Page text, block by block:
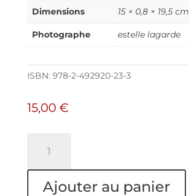
Dimensions 15 × 0,8 × 19,5 cm
Photographe estelle lagarde
ISBN: 978-2-492920-23-3
15,00 €
Les
JoursAjouter au panier